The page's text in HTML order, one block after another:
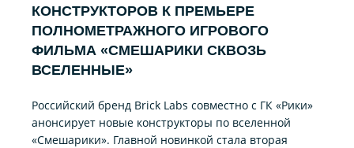
КОНСТРУКТОРОВ К ПРЕМЬЕРЕ
ПОЛНОМЕТРАЖНОГО ИГРОВОГО
ФИЛЬМА «CМЕШАРИКИ СКВОЗЬ
ВСЕЛЕННЫЕ»
Российский бренд Brick Labs совместно с ГК «Рики»
анонсирует новые конструкторы по вселенной
«Смешарики». Главной новинкой стала вторая